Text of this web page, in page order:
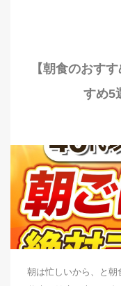
【朝食のおす
すめ5
朝は忙しいから、と朝